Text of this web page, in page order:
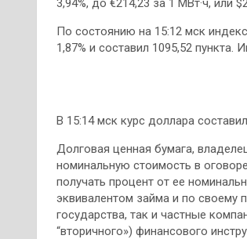
По состоянию на 15:12 мск
1,87% и составил 1095,52
В 15:14 мск курс доллара
Долговая ценная бумага,
номинальную стоимость в
получать процент от ее
эквивалентом займа и по своему
государства, так и частные
“вторичного») финансового